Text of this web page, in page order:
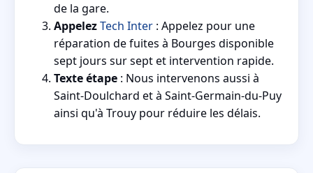
de la gare.
AppelezTech Inter : Appelez pour une
réparation de fuites à Bourges disponible
sept jours sur sept et intervention rapide.
Texte étape : Nous intervenons aussi à
Saint-Doulchard et à Saint-Germain-du-Puy
ainsi qu'à Trouy pour réduire les délais.